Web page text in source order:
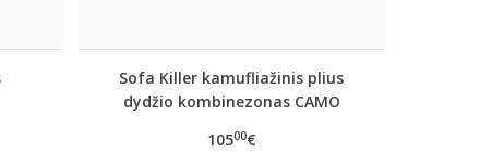
Sofa Killer kamufliažinis plius
dydžio kombinezonas CAMO
10500€